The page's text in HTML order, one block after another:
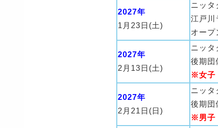
2027年
1月23日(土)
ニッタ
江戸川
オープ
2027年
2月13日(土)
ニッタ
後期団
※女子
2027年
2月21日(日)
ニッタ
後期団
※男子